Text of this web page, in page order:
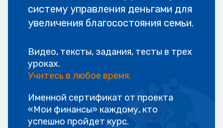
систему управления деньгами для
увеличения благосостояния семьи.
Видео, тексты, задания, тесты в трех
уроках.
Учитесь в любое время.
Именной сертификат от проекта
«Мои финансы» каждому, кто
успешно пройдет курс.